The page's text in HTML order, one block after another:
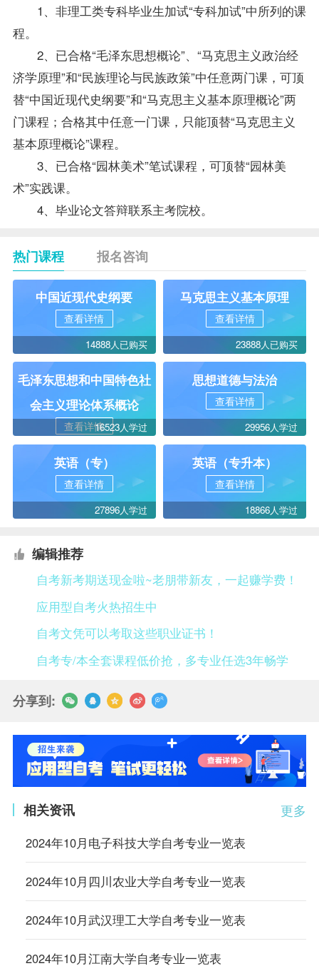
1、非理工类专科毕业生加试“专科加试”中所列的课
程。
2、已合格“毛泽东思想概论”、“马克思主义政治经
济学原理”和“民族理论与民族政策”中任意两门课，可顶
替“中国近现代史纲要”和“马克思主义基本原理概论”两
门课程；合格其中任意一门课，只能顶替“马克思主义
基本原理概论”课程。
3、已合格“园林美术”笔试课程，可顶替“园林美
术”实践课。
4、毕业论文答辩联系主考院校。
热门课程 报名咨询
中国近现代史纲要
查看详情
14888人已购买
马克思主义基本原理
查看详情
23888人已购买
毛泽东思想和中国特色社
会主义理论体系概论
查看详情16523人学过
思想道德与法治
查看详情
29956人学过
英语（专）
查看详情
27896人学过
英语（专升本）
查看详情
18866人学过
编辑推荐
自考新考期送现金啦~老朋带新友，一起赚学费！
应用型自考火热招生中
自考文凭可以考取这些职业证书！
自考专/本全套课程低价抢，多专业任选3年畅学
分享到:
更多
相关资讯
2024年10月电子科技大学自考专业一览表
2024年10月四川农业大学自考专业一览表
2024年10月武汉理工大学自考专业一览表
2024年10月江南大学自考专业一览表